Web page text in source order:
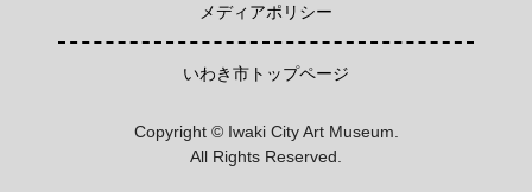
メディアポリシー
いわき市トップページ
Copyright © Iwaki City Art Museum.
All Rights Reserved.